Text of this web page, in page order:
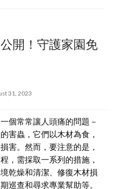
開！守護家園免
31, 2023
個常常讓人頭痛的問題－
害蟲，它們以木材為食，
害。然而，要注意的是，
，需採取一系列的措施，
乾燥和清潔、修復木材損
巡查和尋求專業幫助等。